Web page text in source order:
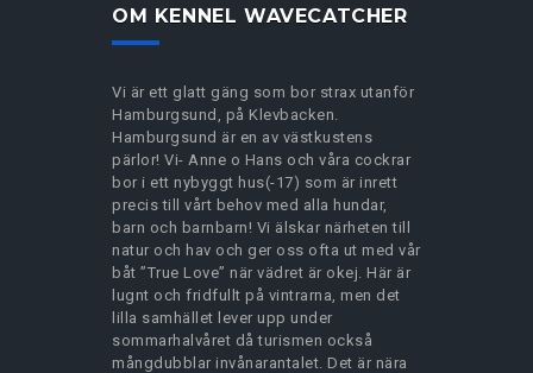
OM KENNEL WAVECATCHER
Vi är ett glatt gäng som bor strax utanför
Hamburgsund, på Klevbacken.
Hamburgsund är en av västkustens
pärlor! Vi- Anne o Hans och våra cockrar
bor i ett nybyggt hus(-17) som är inrett
precis till vårt behov med alla hundar,
barn och barnbarn! Vi älskar närheten till
natur och hav och ger oss ofta ut med vår
båt ”True Love” när vädret är okej. Här är
lugnt och fridfullt på vintrarna, men det
lilla samhället lever upp under
sommarhalvåret då turismen också
mångdubblar invånarantalet. Det är nära